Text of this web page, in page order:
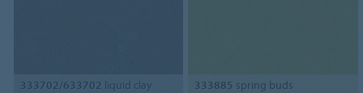
333702/633702 liquid clay 333885 spring buds